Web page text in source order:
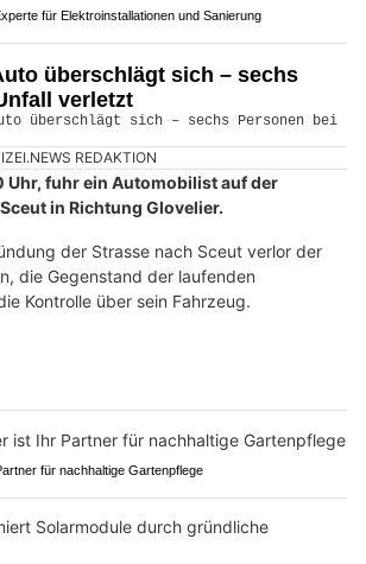
für Elektroinstallationen und Sanierung
überschlägt sich – sechs
verletzt
REDAKTION
Uhr, fuhr ein Automobilist auf der
in Richtung Glovelier.
der Strasse nach Sceut verlor der
die Gegenstand der laufenden
Kontrolle über sein Fahrzeug.
für nachhaltige Gartenpflege